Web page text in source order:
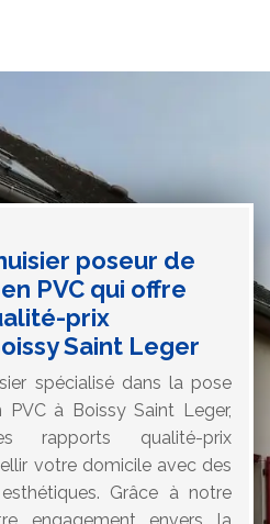
poseur de
PVC qui offre
prix
Saint Leger
spécialisé dans la pose
à Boissy Saint Leger,
rapports qualité-prix
votre domicile avec des
Grâce à notre
engagement envers la